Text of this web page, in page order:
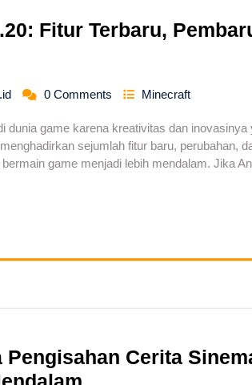
Fitur Terbaru,
0 Comments Minecraft
dunia game karena kreativitas dan inovasinya
sejumlah fitur baru, perubahan,
game menjadi lebih mendalam. Jika
Pengisahan Cerita